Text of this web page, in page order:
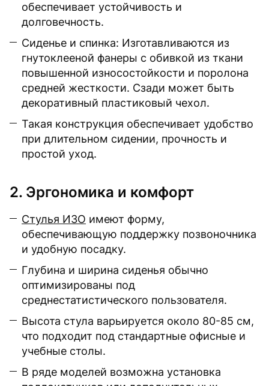
обеспечивает устойчивость и
долговечность.
Сиденье и спинка: Изготавливаются из
гнутоклееной фанеры с обивкой из ткани
повышенной износостойкости и поролона
средней жесткости. Сзади может быть
декоративный пластиковый чехол.
Такая конструкция обеспечивает удобство
при длительном сидении, прочность и
простой уход.
2. Эргономика и комфорт
Стулья ИЗО имеют форму,
обеспечивающую поддержку позвоночника
и удобную посадку.
Глубина и ширина сиденья обычно
оптимизированы под
среднестатистического пользователя.
Высота стула варьируется около 80-85 см,
что подходит под стандартные офисные и
учебные столы.
В ряде моделей возможна установка